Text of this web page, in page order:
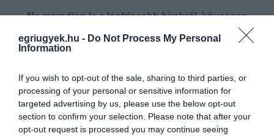
egriugyek.hu - Do Not Process My Personal
Information
If you wish to opt-out of the sale, sharing to third parties, or
processing of your personal or sensitive information for
targeted advertising by us, please use the below opt-out
section to confirm your selection. Please note that after your
opt-out request is processed you may continue seeing
Ne maradjon le a legfrissebb hírekről, kövessen
bennünket az EGRI ÜGYEK Google Hírek oldalán!